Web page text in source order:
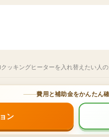
ッキングヒーターを入れ替えたい人
費用と補助金をかんたん
ン